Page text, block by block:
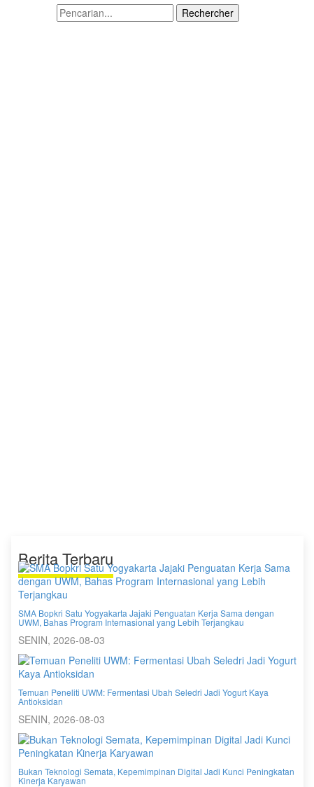
Berita Terbaru
SMA Bopkri Satu Yogyakarta Jajaki Penguatan Kerja Sama dengan
UWM, Bahas Program Internasional yang Lebih Terjangkau
SENIN, 2026-08-03
Temuan Peneliti UWM: Fermentasi Ubah Seledri Jadi Yogurt Kaya
Antioksidan
SENIN, 2026-08-03
Bukan Teknologi Semata, Kepemimpinan Digital Jadi Kunci Peningkatan
Kinerja Karyawan